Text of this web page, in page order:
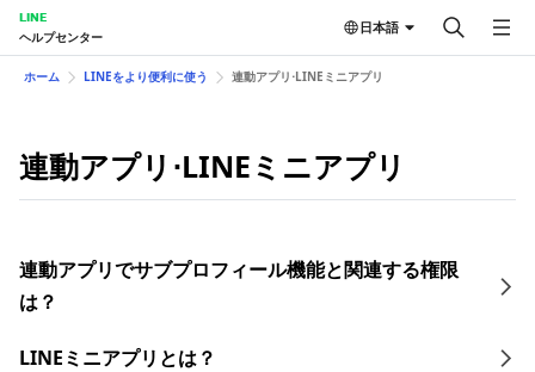
LINE
ヘルプセンター
日本語
ホーム LINEをより便利に使う 連動アプリ⋅LINEミニアプリ
連動アプリ⋅LINEミニアプリ
連動アプリでサブプロフィール機能と関連する権限
は？
LINEミニアプリとは？